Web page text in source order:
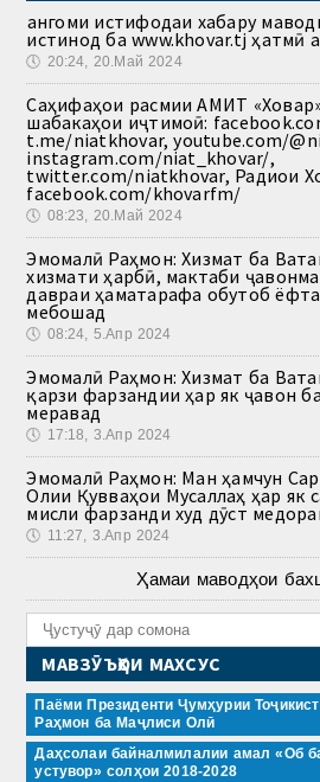
Ҳангоми истифодаи хабару
истинод ба www.khovar.tj ҳатмӣ
🕔 20:24, 20.Май 2024
Саҳифаҳои расмии АМИТ
шабакаҳои иҷтимоӣ:
t.me/niatkhovar, youtube.com/
instagram.com/niat_khovar/,
twitter.com/niatkhovar, Радиои
facebook.com/khovarfm/
🕔 08:23, 20.Май 2024
Эмомалӣ Раҳмон: Хизмат ба
хизмати ҳарбӣ, мактаби
давраи ҳаматарафа обутоб
мебошад
🕔 08:24, 5.Апр 2024
Эмомалӣ Раҳмон: Хизмат ба
қарзи фарзандии ҳар як ҷавон
меравад
🕔 17:18, 3.Апр 2024
Эмомалӣ Раҳмон: Ман ҳамчун
Олии Қувваҳои Мусаллаҳ ҳар як
мисли фарзанди худ дӯст
🕔 11:27, 3.Апр 2024
Ҳамаи маводҳои
МАВЗӮЪҲОИ МАХСУС
Паёми Президенти Ҷумҳурии
Раҳмон ба Маҷлиси Олӣ
Даҳсолаи байналмилалии амал «Об
устувор» солҳои 2018-2028